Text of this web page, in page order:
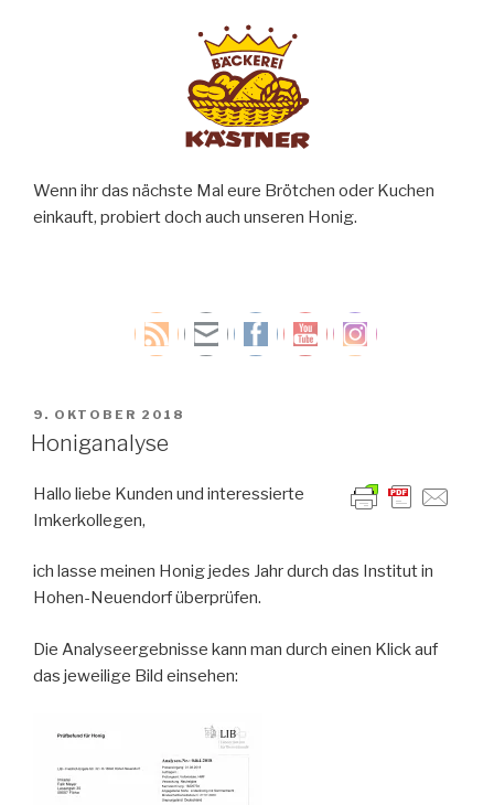
Wenn ihr das nächste Mal eure Brötchen oder Kuchen
einkauft, probiert doch auch unseren Honig.
VERÖFFENTLICHT
AM
9. OKTOBER 2018
Honiganalyse
Hallo liebe Kunden und interessierte
Imkerkollegen,
ich lasse meinen Honig jedes Jahr durch das Institut in
Hohen-Neuendorf überprüfen.
Die Analyseergebnisse kann man durch einen Klick auf
das jeweilige Bild einsehen: